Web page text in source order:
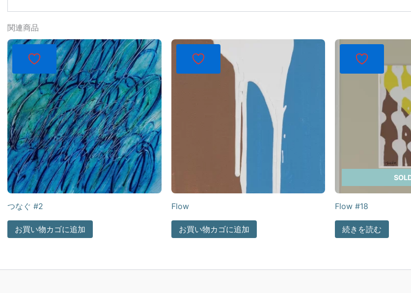
関連商品
つなぐ #2
お買い物カゴに追加
Flow
お買い物カゴに追加
Flow #18
続きを読む